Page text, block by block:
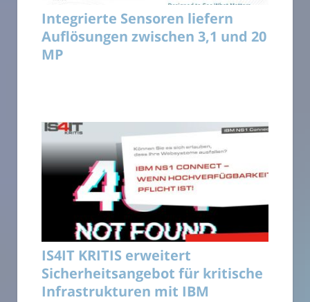
Integrierte Sensoren liefern
Auflösungen zwischen 3,1 und 20
MP
IS4IT KRITIS erweitert
Sicherheitsangebot für kritische
Infrastrukturen mit IBM